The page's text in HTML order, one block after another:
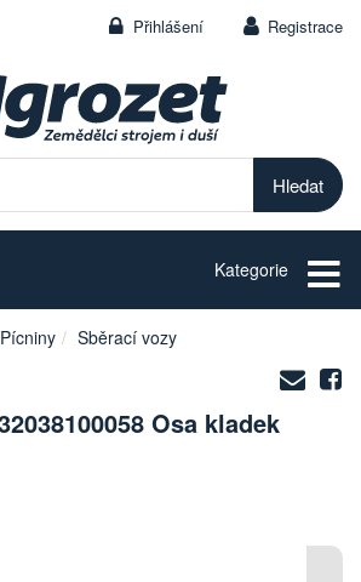
Přihlášení Registrace
Kategorie
Pícniny Sběrací vozy
na
Osa kladek